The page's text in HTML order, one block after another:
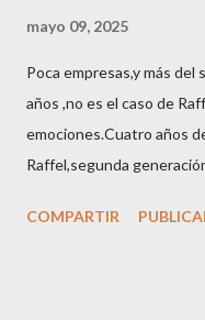
mayo 09, 2025
Poca empresas,y más
años ,no es el caso de
emociones.Cuatro años
Raffel,segunda
sector en una cena de
COMPARTIR